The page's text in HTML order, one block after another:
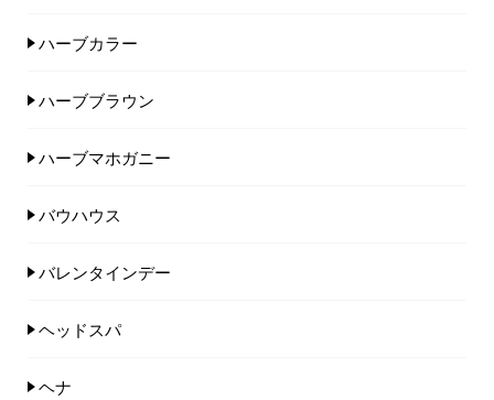
ハーブカラー
ハーブブラウン
ハーブマホガニー
バウハウス
バレンタインデー
ヘッドスパ
ヘナ